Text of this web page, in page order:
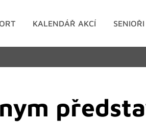
KALENDÁŘ AKCÍ SENIOŘI